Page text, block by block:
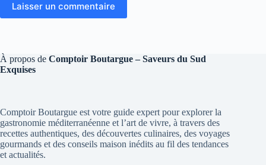
Laisser un commentaire
À propos de Comptoir Boutargue – Saveurs du Sud
Exquises
Comptoir Boutargue est votre guide expert pour explorer la
gastronomie méditerranéenne et l’art de vivre, à travers des
recettes authentiques, des découvertes culinaires, des voyages
gourmands et des conseils maison inédits au fil des tendances
et actualités.